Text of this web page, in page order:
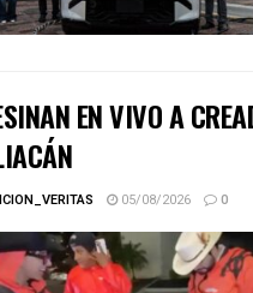
EN VIVO A
05/08/2026 0